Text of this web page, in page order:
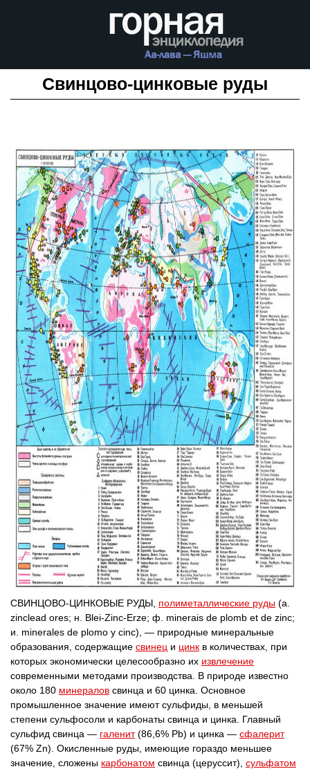
Свинцово-цинковые руды
СВИНЦОВО-ЦИНКОВЫЕ РУДЫ, полиметаллические руды (а.
zinclead ores; н. Blei-Zinc-Erze; ф. minerais de plomb et de zinc;
и. minerales de plomo у cinc), — природные минеральные
образования, содержащие свинец и цинк в количествах, при
которых экономически целесообразно их извлечение
современными методами производства. В природе известно
около 180 минералов свинца и 60 цинка. Основное
промышленное значение имеют сульфиды, в меньшей
степени сульфосоли и карбонаты свинца и цинка. Главный
сульфид свинца — галенит(86,6% Pb) и цинка — сфалерит
(67% Zn). Окисленные руды, имеющие гораздо меньшее
значение, сложены карбонатом свинца (церуссит), сульфатом